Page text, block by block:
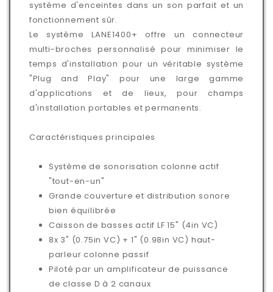
système d'enceintes dans un son parfait et un
fonctionnement sûr.
Le système LANE1400+ offre un connecteur
multi-broches personnalisé pour minimiser le
temps d'installation pour un véritable système
"Plug and Play" pour une large gamme
d'applications et de lieux, pour champs
d'installation portables et permanents.
Caractéristiques principales
Système de sonorisation colonne actif
"tout-en-un"
Grande couverture et distribution sonore
bien équilibrée
Caisson de basses actif LF 15" (4in VC)
8x 3" (0.75in VC) + 1" (0.98in VC) haut-
parleur colonne passif
Piloté par un amplificateur de puissance
de classe D à 2 canaux